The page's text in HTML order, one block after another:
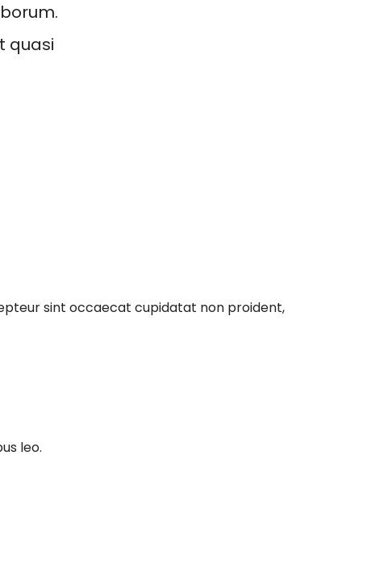
quasi
sint occaecat cupidatat non proident,
leo.